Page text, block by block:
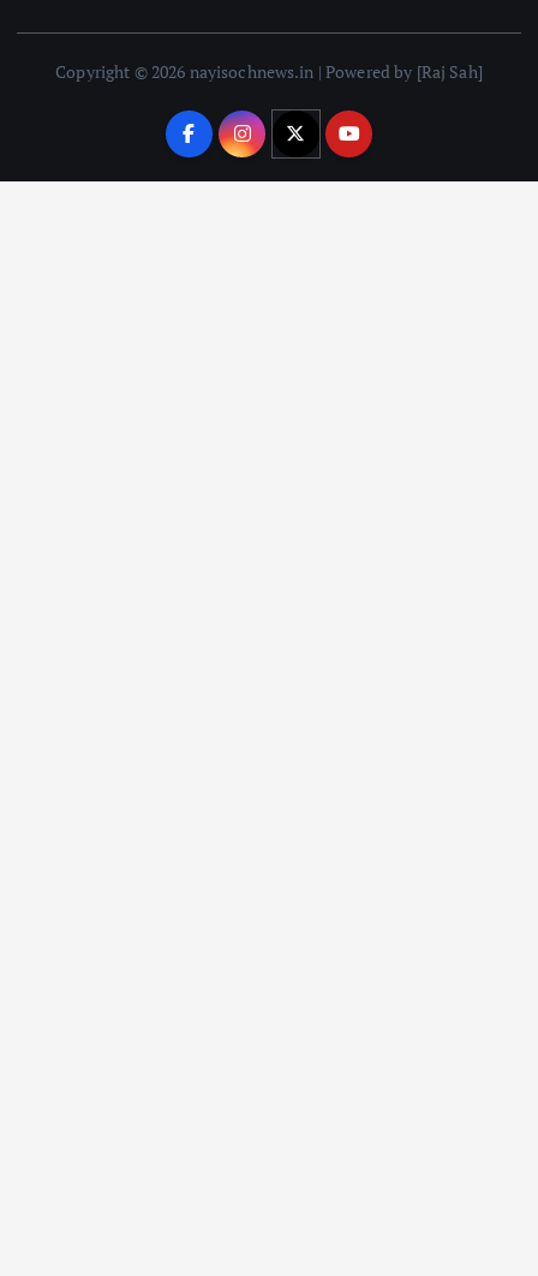
Copyright © 2026 nayisochnews.in | Powered by [Raj Sah]